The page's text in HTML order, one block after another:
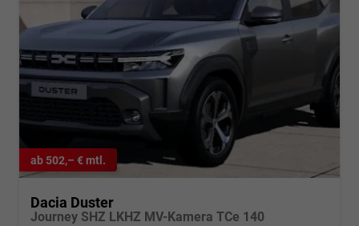
ab 502,– € mtl.
Dacia Duster
Journey SHZ LKHZ MV-Kamera TCe 140